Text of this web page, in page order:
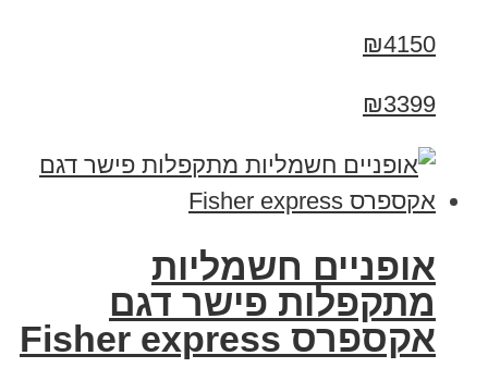
₪4150
₪3399
אופניים חשמליות
מתקפלות פישר דגם
אקספרס Fisher express